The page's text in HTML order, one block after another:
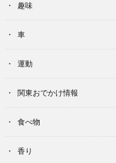
趣味
車
運動
関東おでかけ情報
食べ物
香り